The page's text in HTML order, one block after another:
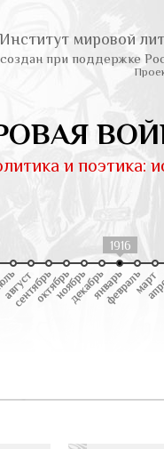
Институт мировой
при поддержке
и поэтика:
1916